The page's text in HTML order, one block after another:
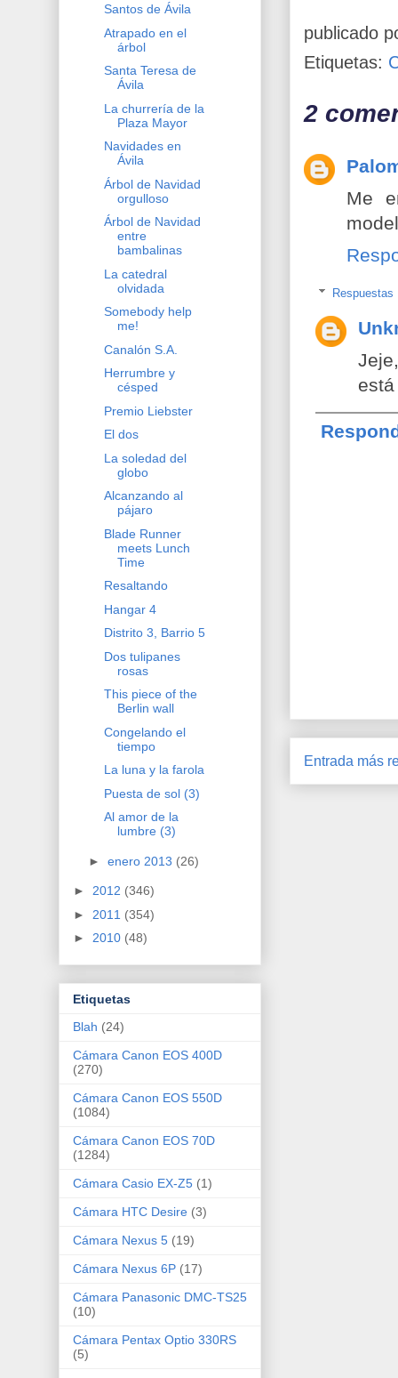
publicado
Etiquetas:
2
Me
Respuestas
Entrada más
Santos de Ávila
Atrapado en el
árbol
Santa Teresa de
Ávila
La churrería de la
Plaza Mayor
Navidades en
Ávila
Árbol de Navidad
orgulloso
Árbol de Navidad
entre
bambalinas
La catedral
olvidada
Somebody help
me!
Canalón S.A.
Herrumbre y
césped
Premio Liebster
El dos
La soledad del
globo
Alcanzando al
pájaro
Blade Runner
meets Lunch
Time
Resaltando
Hangar 4
Distrito 3, Barrio 5
Dos tulipanes
rosas
This piece of the
Berlin wall
Congelando el
tiempo
La luna y la farola
Puesta de sol (3)
Al amor de la
lumbre (3)
► enero 2013 (26)
► 2012 (346)
► 2011 (354)
► 2010 (48)
Etiquetas
Blah (24)
Cámara Canon EOS 400D
(270)
Cámara Canon EOS 550D
(1084)
Cámara Canon EOS 70D
(1284)
Cámara Casio EX-Z5 (1)
Cámara HTC Desire (3)
Cámara Nexus 5 (19)
Cámara Nexus 6P (17)
Cámara Panasonic DMC-TS25
(10)
Cámara Pentax Optio 330RS
(5)